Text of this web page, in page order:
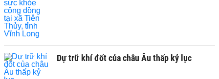
Dự trữ khí đốt của châu Âu thấp kỷ lục